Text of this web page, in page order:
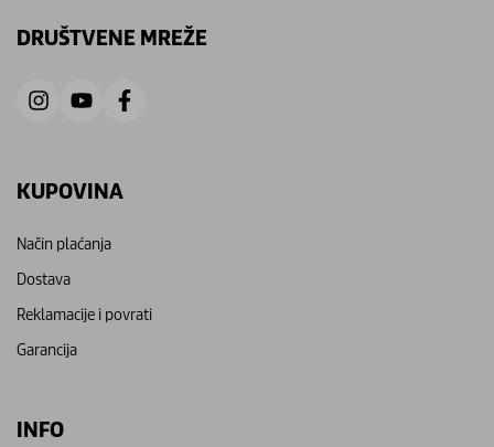
DRUŠTVENE MREŽE
KUPOVINA
Način plaćanja
Dostava
Reklamacije i povrati
Garancija
INFO